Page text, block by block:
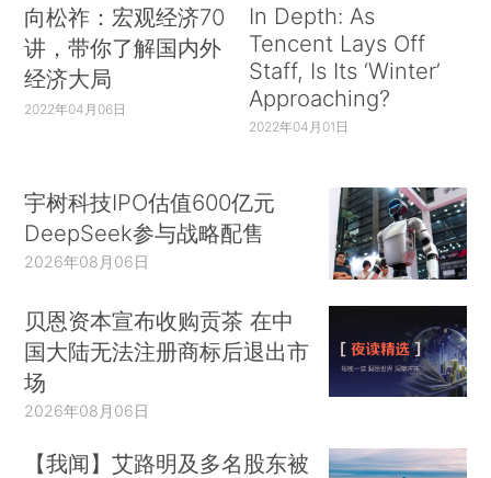
向松祚：宏观经济70
讲，带你了解国内外
经济大局
2022年04月06日
In Depth: As
Tencent Lays Off
Staff, Is Its ‘Winter’
Approaching?
2022年04月01日
宇树科技IPO估值600亿元
DeepSeek参与战略配售
2026年08月06日
贝恩资本宣布收购贡茶 在中
国大陆无法注册商标后退出市
场
2026年08月06日
【我闻】艾路明及多名股东被